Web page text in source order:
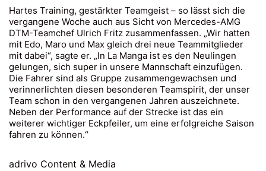
Hartes Training, gestärkter Teamgeist – so lässt sich die
vergangene Woche auch aus Sicht von Mercedes-AMG
DTM-Teamchef Ulrich Fritz zusammenfassen. „Wir hatten
mit Edo, Maro und Max gleich drei neue Teammitglieder
mit dabei“, sagte er. „In La Manga ist es den Neulingen
gelungen, sich super in unsere Mannschaft einzufügen.
Die Fahrer sind als Gruppe zusammengewachsen und
verinnerlichten diesen besonderen Teamspirit, der unser
Team schon in den vergangenen Jahren auszeichnete.
Neben der Performance auf der Strecke ist das ein
weiterer wichtiger Eckpfeiler, um eine erfolgreiche Saison
fahren zu können.“
adrivo Content & Media
© Copyright 2023. All Rights Reserved - Helvetic Global